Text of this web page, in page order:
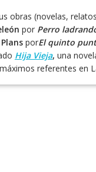
obras (novelas,
por Perro
porEl quinto
Hija Vieja, una
referentes en